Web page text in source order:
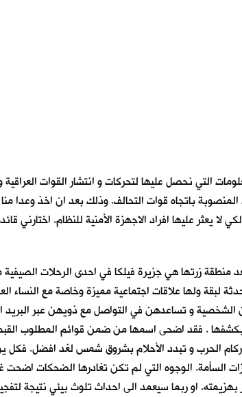
التي نحصل عليها لتحركات و انتشار القوات
باتجاه قوات التحالف. وذلك بعد ان اخذ وعدا
عليها افراد الاجهزة الأمنية للنظام. اختارني
زرتها هي جزيرة فيلكا في احدى الرحلات الصيفية
لبقة ولها علاقات اجتماعية مميزة وخاصة مع النساء
و تساعدهن في التواصل مع ذويهن عبر
بكشفها . فقد اضحى اسمها من ضمن قوائم المطلوب
الحرب و تبدد الأحلام بشروق شمس لغد افضل.
السأمة. الوجوه التي لم تكن تغادرها الضحكات اضحت
او ربما سيعمد الى احداث تلوث بيئي نتيجة